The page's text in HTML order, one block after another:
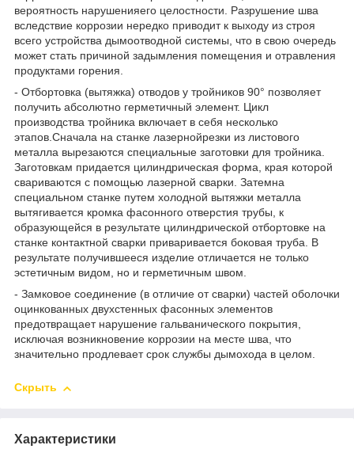
вероятность нарушенияего целостности. Разрушение шва
вследствие коррозии нередко приводит к выходу из строя
всего устройства дымоотводной системы, что в свою очередь
может стать причиной задымления помещения и отравления
продуктами горения.
- Отбортовка (вытяжка) отводов у тройников 90° позволяет
получить абсолютно герметичный элемент. Цикл
производства тройника включает в себя несколько
этапов.Сначала на станке лазернойрезки из листового
металла вырезаются специальные заготовки для тройника.
Заготовкам придается цилиндрическая форма, края которой
свариваются с помощью лазерной сварки. Затемна
специальном станке путем холодной вытяжки металла
вытягивается кромка фасонного отверстия трубы, к
образующейся в результате цилиндрической отбортовке на
станке контактной сварки приваривается боковая труба. В
результате получившееся изделие отличается не только
эстетичным видом, но и герметичным швом.
- Замковое соединение (в отличие от сварки) частей оболочки
оцинкованных двухстенных фасонных элементов
предотвращает нарушение гальванического покрытия,
исключая возникновение коррозии на месте шва, что
значительно продлевает срок службы дымохода в целом.
Скрыть
Характеристики